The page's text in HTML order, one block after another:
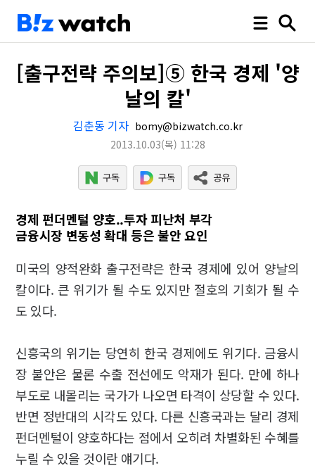
[출구전략 주의보]⑤ 한국 경제 '양
날의 칼'
김춘동 기자 bomy@bizwatch.co.kr
2013.10.03(목) 11:28
경제 펀더멘털 양호..투자 피난처 부각
금융시장 변동성 확대 등은 불안 요인
미국의 양적완화 출구전략은 한국 경제에 있어 양날의
칼이다. 큰 위기가 될 수도 있지만 절호의 기회가 될 수
도 있다.
신흥국의 위기는 당연히 한국 경제에도 위기다. 금융시
장 불안은 물론 수출 전선에도 악재가 된다. 만에 하나
부도로 내몰리는 국가가 나오면 타격이 상당할 수 있다.
반면 정반대의 시각도 있다. 다른 신흥국과는 달리 경제
펀더멘털이 양호하다는 점에서 오히려 차별화된 수혜를
누릴 수 있을 것이란 얘기다.